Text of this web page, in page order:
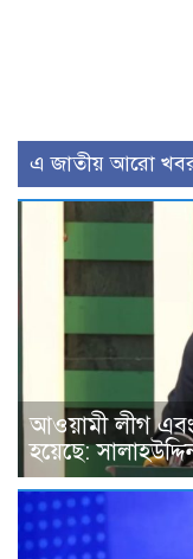
এ জাতীয় আরো
আওয়ামী লীগ
হয়েছে: